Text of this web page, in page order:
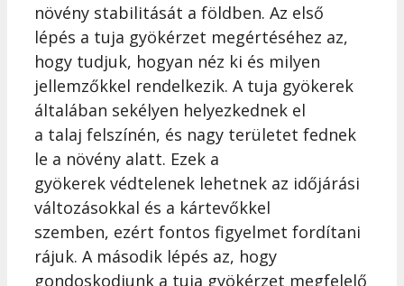
növény stabilitását a földben. Az első
lépés a tuja gyökérzet megértéséhez az,
hogy tudjuk, hogyan néz ki és milyen
jellemzőkkel rendelkezik. A tuja gyökerek
általában sekélyen helyezkednek el
a talaj felszínén, és nagy területet fednek
le a növény alatt. Ezek a
gyökerek védtelenek lehetnek az időjárási
változásokkal és a kártevőkkel
szemben, ezért fontos figyelmet fordítani
rájuk. A második lépés az, hogy
gondoskodjunk a tuja gyökérzet megfelelő